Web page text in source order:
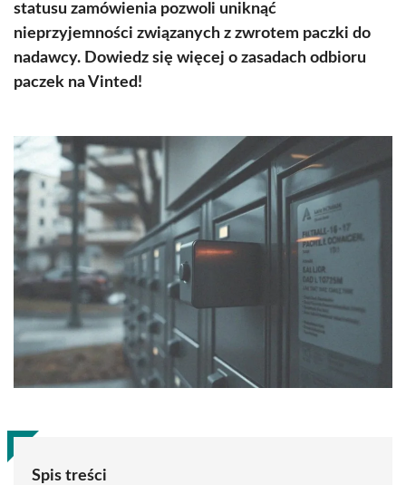
statusu zamówienia pozwoli uniknąć
nieprzyjemności związanych z zwrotem paczki do
nadawcy. Dowiedz się więcej o zasadach odbioru
paczek na Vinted!
Spis treści